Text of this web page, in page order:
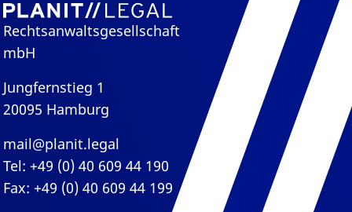
Rechtsanwaltsgesellschaft
mbH
Jungfernstieg 1
20095 Hamburg
mail@planit.legal
Tel: +49 (0) 40 609 44 190
Fax: +49 (0) 40 609 44 199